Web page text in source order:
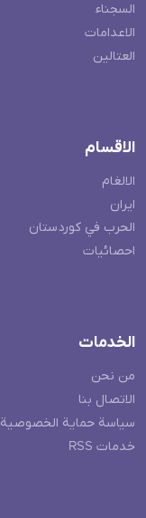
السجناء
الاعدامات
العتالين
الاقسام
الالغام
ايران
الحرب في كوردستان
احصائيات
الخدمات
من نحن
الاتصال بنا
سياسة حماية الخصوصية
خدمات RSS